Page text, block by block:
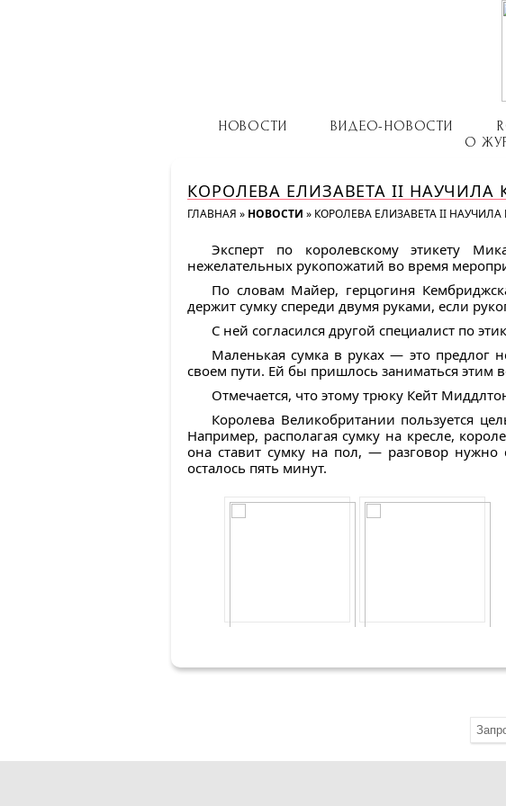
НОВОСТИ ВИДЕО-НОВОСТИ
О
КОРОЛЕВА ЕЛИЗАВЕТА II
ГЛАВНАЯ » НОВОСТИ » КОРОЛЕВА ЕЛИЗАВЕТА II
Эксперт по королевскому этикету
нежелательных рукопожатий во время
По словам Майер, герцогиня
держит сумку спереди двумя руками, если
С ней согласился другой специалист по
Маленькая сумка в руках — это предлог
своем пути. Ей бы пришлось заниматься этим
Отмечается, что этому трюку Кейт
Королева Великобритании пользуется
Например, располагая сумку на кресле,
она ставит сумку на пол, — разговор нужно
осталось пять минут.